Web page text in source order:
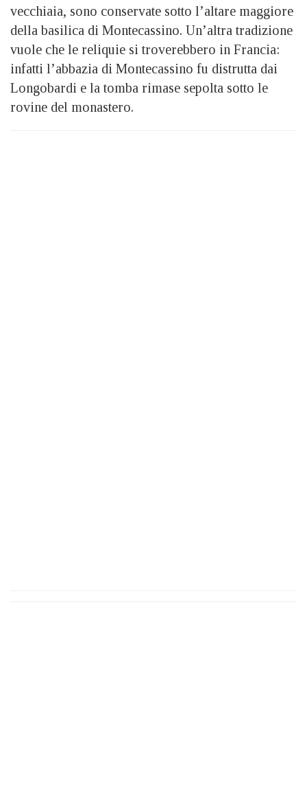
vecchiaia, sono conservate sotto l’altare maggiore
della basilica di Montecassino. Un’altra tradizione
vuole che le reliquie si troverebbero in Francia:
infatti l’abbazia di Montecassino fu distrutta dai
Longobardi e la tomba rimase sepolta sotto le
rovine del monastero.